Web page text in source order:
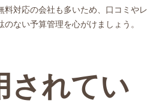
料対応の会社も多いため、口コミやレ
ない予算管理を心がけましょう。
されてい